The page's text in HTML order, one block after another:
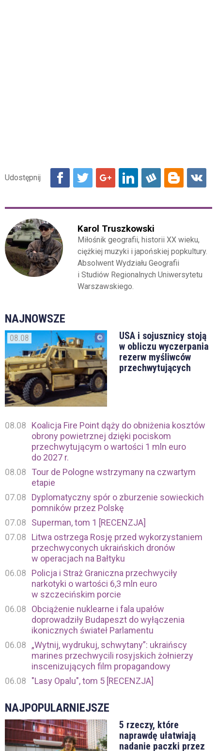
Karol Truszkowski
Miłośnik geografii, historii XX wieku,
ciężkiej muzyki i japońskiej popkultury.
Absolwent Wydziału Geografii
i Studiów Regionalnych Uniwersytetu
Warszawskiego.
NAJNOWSZE
08.08
USA i sojusznicy stoją
w obliczu wyczerpania
rezerw myśliwców
przechwytujących
08.08
Koalicja Fire Point dąży do obniżenia kosztów
obrony powietrznej dzięki pociskom
przechwytującym o wartości 1 mln euro
do 2027 r.
08.08
Tour de Pologne wstrzymany na czwartym
etapie
07.08
Dyplomatyczny spór o zburzenie sowieckich
pomników przez Polskę
07.08
Superman, tom 1 [RECENZJA]
07.08
Litwa ostrzega Rosję przed wykorzystaniem
przechwyconych ukraińskich dronów
w operacjach na Bałtyku
06.08
Policja i Straż Graniczna przechwyciły
narkotyki o wartości 6,3 mln euro
w szczecińskim porcie
06.08
Obciążenie nuklearne i fala upałów
doprowadziły Budapeszt do wyłączenia
ikonicznych świateł Parlamentu
06.08
„Wytnij, wydrukuj, schwytany”: ukraińscy
marines przechwycili rosyjskich żołnierzy
inscenizujących film propagandowy
06.08
"Lasy Opalu", tom 5 [RECENZJA]
NAJPOPULARNIEJSZE
5 rzeczy, które
naprawdę ułatwiają
nadanie paczki przez